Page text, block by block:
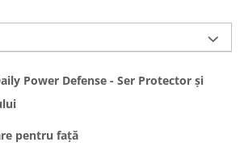
Power Defense - Ser Protector și
pentru faţă